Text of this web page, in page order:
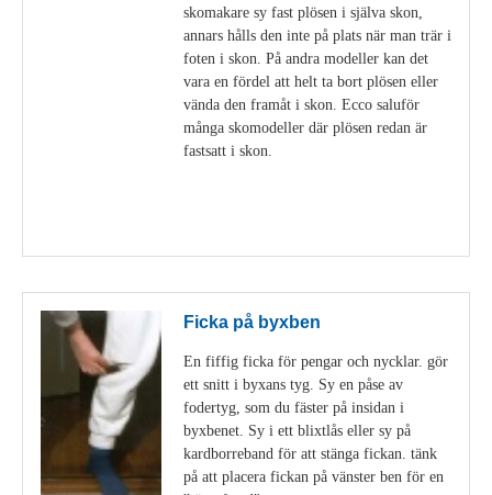
skomakare sy fast plösen i själva skon,
annars hålls den inte på plats när man trär i
foten i skon. På andra modeller kan det
vara en fördel att helt ta bort plösen eller
vända den framåt i skon. Ecco saluför
många skomodeller där plösen redan är
fastsatt i skon.
Ficka på byxben
En fiffig ficka för pengar och nycklar. gör
ett snitt i byxans tyg. Sy en påse av
fodertyg, som du fäster på insidan i
byxbenet. Sy i ett blixtlås eller sy på
kardborreband för att stänga fickan. tänk
på att placera fickan på vänster ben för en